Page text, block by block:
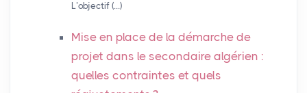
L’objectif (…)
Mise en place de la démarche de
projet dans le secondaire algérien :
quelles contraintes et quels